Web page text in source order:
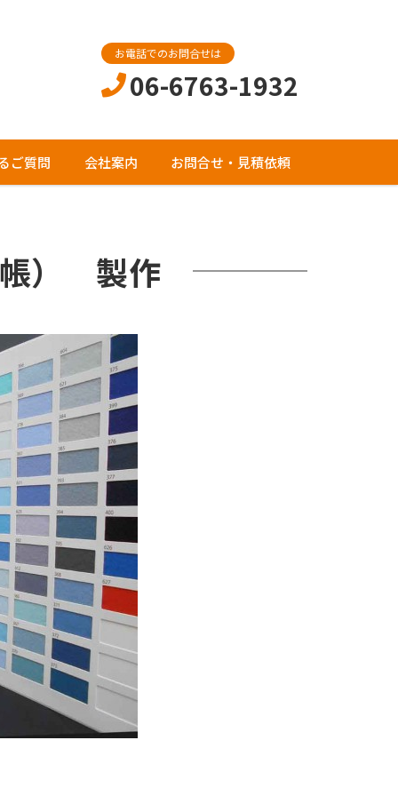
お電話でのお問合せは
06-6763-1932
ご質問 会社案内 お問合せ・見積依頼
帳） 製作